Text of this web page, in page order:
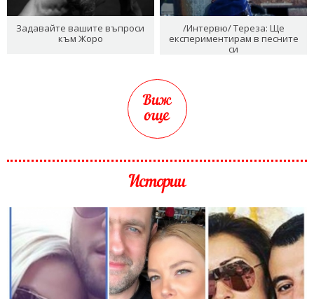
Задавайте вашите въпроси
към Жоро
/Интервю/ Тереза: Ще
експериментирам в песните
си
Виж
още
Истории